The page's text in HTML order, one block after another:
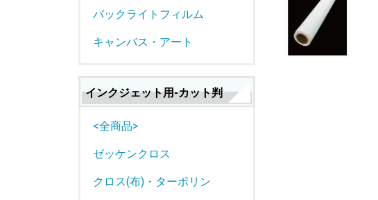
バックライトフィルム
キャンバス・アート
インクジェット用-カット判
<全商品>
ゼッケンクロス
クロス(布)・ターポリン